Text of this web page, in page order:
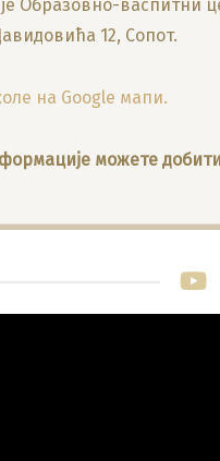
Образовно-васпитни
12, Сопот.
на Google мапи.
можете